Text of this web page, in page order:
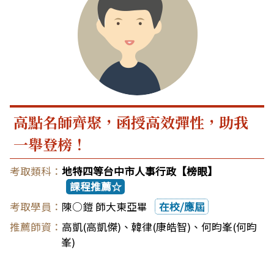
高點名師齊聚，函授高效彈性，助我
一舉登榜！
地特四等台中市人事行政【榜眼】
課程推薦☆
陳○鎧 師大東亞畢
在校/應屆
高凱(高凱傑) 、 韓律(康皓智) 、 何昀峯(何昀
峯)